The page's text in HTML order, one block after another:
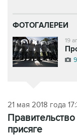
ФОТОГАЛЕРЕИ
19
21 мая 2018 года
присяге